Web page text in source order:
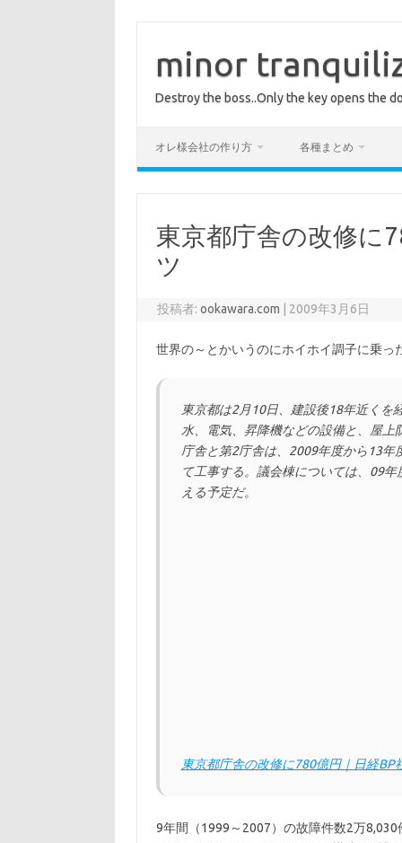
minor
Destroy the boss..Only the key opens the
オレ様会社の作り方 各種まとめ
東京都庁舎の改修に
ツ
投稿者:ookawara.com 2009年3月6日
世界の～とかいうのにホイホイ調子に乗っ
東京都は2月10日、建設後18年近くを
水、電気、昇降機などの設備と、屋
庁舎と第2庁舎は、2009年度から13
て工事する。議会棟については、09
える予定だ。
東京都庁舎の改修に780億円｜日経BP
9年間（1999～2007）の故障件数2万